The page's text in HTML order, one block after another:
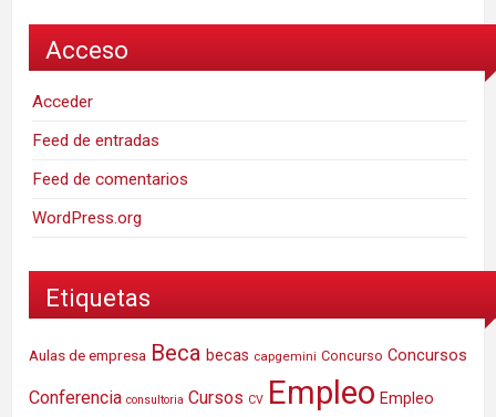
Acceso
Acceder
Feed de entradas
Feed de comentarios
WordPress.org
Etiquetas
Aulas de empresa Beca becas capgemini Concurso Concursos
Conferencia consultoria Cursos CV Empleo Empleo